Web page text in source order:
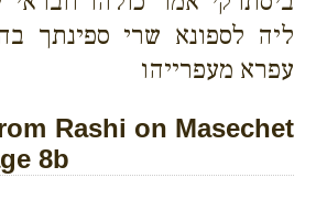
ליה לספונא שרי ספינתך
עפרא מעפרייהו
Rashi on Masechet
8b